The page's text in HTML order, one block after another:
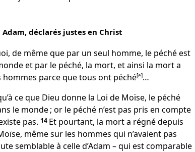
Adam, déclarés justes en Christ
de même que par un seul homme, le péché est
et par le péché, la mort, et ainsi la mort a
parce que tous ont péché[e]…
ce que Dieu donne la Loi de Moïse, le péché
le monde ; or le péché n’est pas pris en compte
pas. 14 Et pourtant, la mort a régné depuis
même sur les hommes qui n’avaient pas
semblable à celle d’Adam – qui est comparable